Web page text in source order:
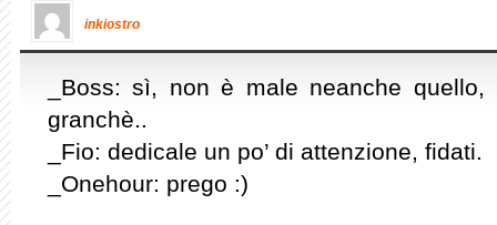
inkiostro
_Boss: sì, non è male neanche
granchè..
_Fio: dedicale un po’ di attenzione, fidati.
_Onehour: prego :)